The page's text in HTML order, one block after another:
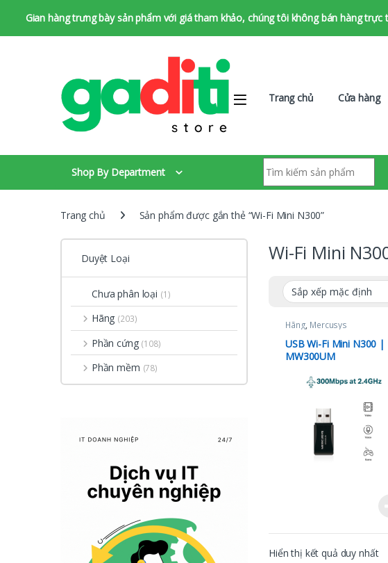
Gian hàng trưng bày sản phẩm với giá tham khảo, chúng tôi không bán hàng trực
Trang chủ Cửa hàng
Shop By Department
Tìm kiếm:
Trang chủ Sản phẩm được gắn thẻ “Wi-Fi Mini N300”
Wi-Fi Mini
Hãng, Mercusys
USB Wi-Fi Mini N300 |
MW300UM
Hiển thị kết quả duy nhất
Duyệt Loại
Chưa phân loại (1)
Hãng (203)
Phần cứng (108)
Phần mềm (78)